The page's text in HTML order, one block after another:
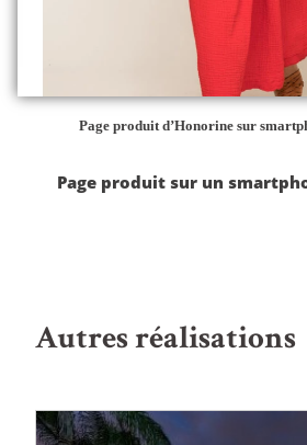
Page produit d’Honorine sur
Page produit sur un
Autres réalisations